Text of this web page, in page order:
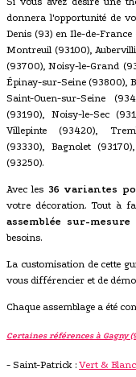
donnera l'opportunité de
Denis (93) en Ile-de-
Montreuil (93100),
(93700), Noisy-le-Grand
Épinay-sur-Seine (93800),
Saint-Ouen-sur-Seine
(93190), Noisy-le-Sec
Villepinte (93420),
(93330), Bagnolet
(93250).
Avec les 36 variantes
votre décoration. Tout à
assemblée sur-mesure
besoins.
La customisation de cette
vous différencier et de
Chaque assemblage a été
Certaines références à Gagny
- Saint-Patrick : Vert &